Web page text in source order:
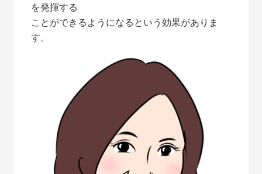
を発揮する
ことができるようになるという効果がありま
す。